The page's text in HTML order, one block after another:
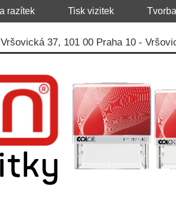
37, 101 00 Praha 10 -
razítek Tisk vizitek